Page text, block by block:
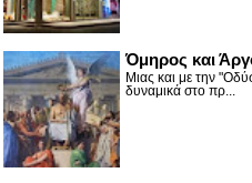
Όμηρος και
Μιας και με την
δυναμικά στο πρ...